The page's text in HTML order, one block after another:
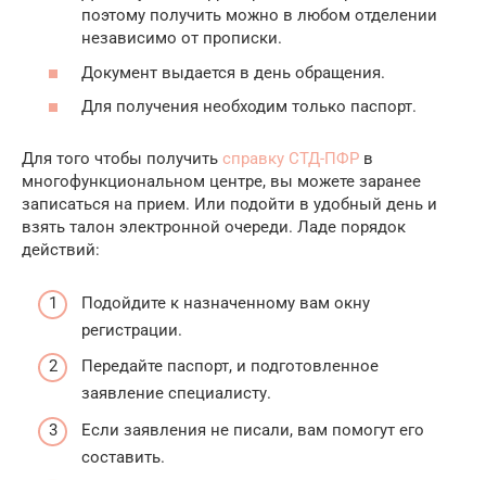
поэтому получить можно в любом отделении
независимо от прописки.
Документ выдается в день обращения.
Для получения необходим только паспорт.
Для того чтобы получить справку СТД-ПФР в
многофункциональном центре, вы можете заранее
записаться на прием. Или подойти в удобный день и
взять талон электронной очереди. Ладе порядок
действий:
Подойдите к назначенному вам окну
регистрации.
Передайте паспорт, и подготовленное
заявление специалисту.
Если заявления не писали, вам помогут его
составить.